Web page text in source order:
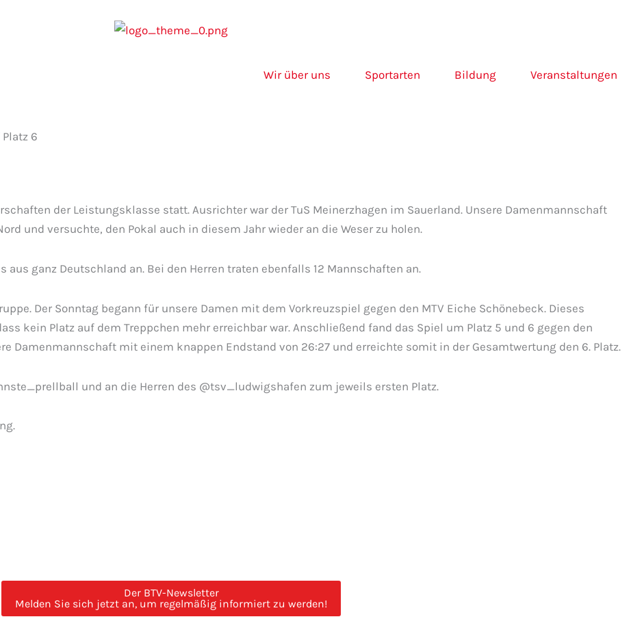
Wir über uns
Sportarten Bildung Veranstaltungen
6
der Leistungsklasse statt. Ausrichter war der TuS Meinerzhagen im Sauerland. Unsere Damenmannschaft
und versuchte, den Pokal auch in diesem Jahr wieder an die Weser zu holen.
aus ganz Deutschland an. Bei den Herren traten ebenfalls 12 Mannschaften an.
Der Sonntag begann für unsere Damen mit dem Vorkreuzspiel gegen den MTV Eiche Schönebeck. Dieses
kein Platz auf dem Treppchen mehr erreichbar war. Anschließend fand das Spiel um Platz 5 und 6 gegen den
Damenmannschaft mit einem knappen Endstand von 26:27 und erreichte somit in der Gesamtwertung den 6. Platz.
und an die Herren des @tsv_ludwigshafen zum jeweils ersten Platz.
Der BTV-Newsletter
Melden Sie sich jetzt an, um regelmäßig informiert zu werden!